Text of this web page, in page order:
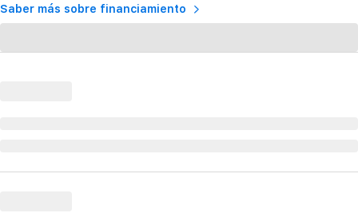
Saber más sobre financiamiento